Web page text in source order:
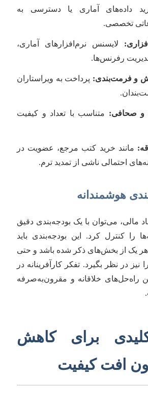
داده‌های آماری یا دسترسی به
تخصصی.
لایسنس نرم‌افزارهای آماری،
رفرنس‌ها.
و فرمت‌بندی: پرداخت به ویراستاران
و صحافی: متناسب با تعداد و کیفیت
مانند خرید کتب مرجع، عضویت در
احتمالی ناشی از تمدید ترم.
هوشمندانه
مالی، می‌توان با یک بودجه‌بندی دقیق
را کنترل کرد. این بودجه‌بندی باید
هر یک از بخش‌های ذکر شده باشد و حتی
نیز در نظر بگیرد. تفکر کارآفرینانه در
راه‌حل‌های خلاقانه و مقرون‌به‌صرفه
برای کاهش
افت کیفیت